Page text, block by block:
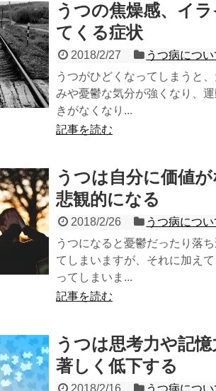
うつの焦燥感、イ
てくる症状
2018/2/27 うつ病につい
うつがひどくなってしまうと
みや憂鬱な気分が強くなり、
きがなくなり...
記事を読む
うつは自分に価値
悲観的になる
2018/2/26 うつ病につい
うつになると憂鬱だったり落
てしまいますが、それに加え
ってしまいま...
記事を読む
うつは思考力や記
著しく低下する